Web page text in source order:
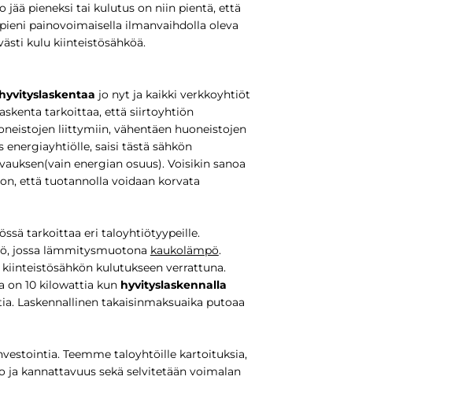
jää pieneksi tai kulutus on niin pientä, että
painovoimaisella ilmanvaihdolla oleva
kulu kiinteistösähköä.
hyvityslaskentaa jo nyt ja kaikki verkkoyhtiöt
tarkoittaa, että siirtoyhtiön
liittymiin, vähentäen huoneistojen
saisi tästä sähkön
energian osuus). Voisikin sanoa
että tuotannolla voidaan korvata
tarkoittaa eri taloyhtiötyypeille.
jossa lämmitysmuotona kaukolämpö.
kulutukseen verrattuna.
on 10 kilowattia kun hyvityslaskennalla
Laskennallinen takaisinmaksuaika putoaa
Teemme taloyhtöille kartoituksia,
kannattavuus sekä selvitetään voimalan